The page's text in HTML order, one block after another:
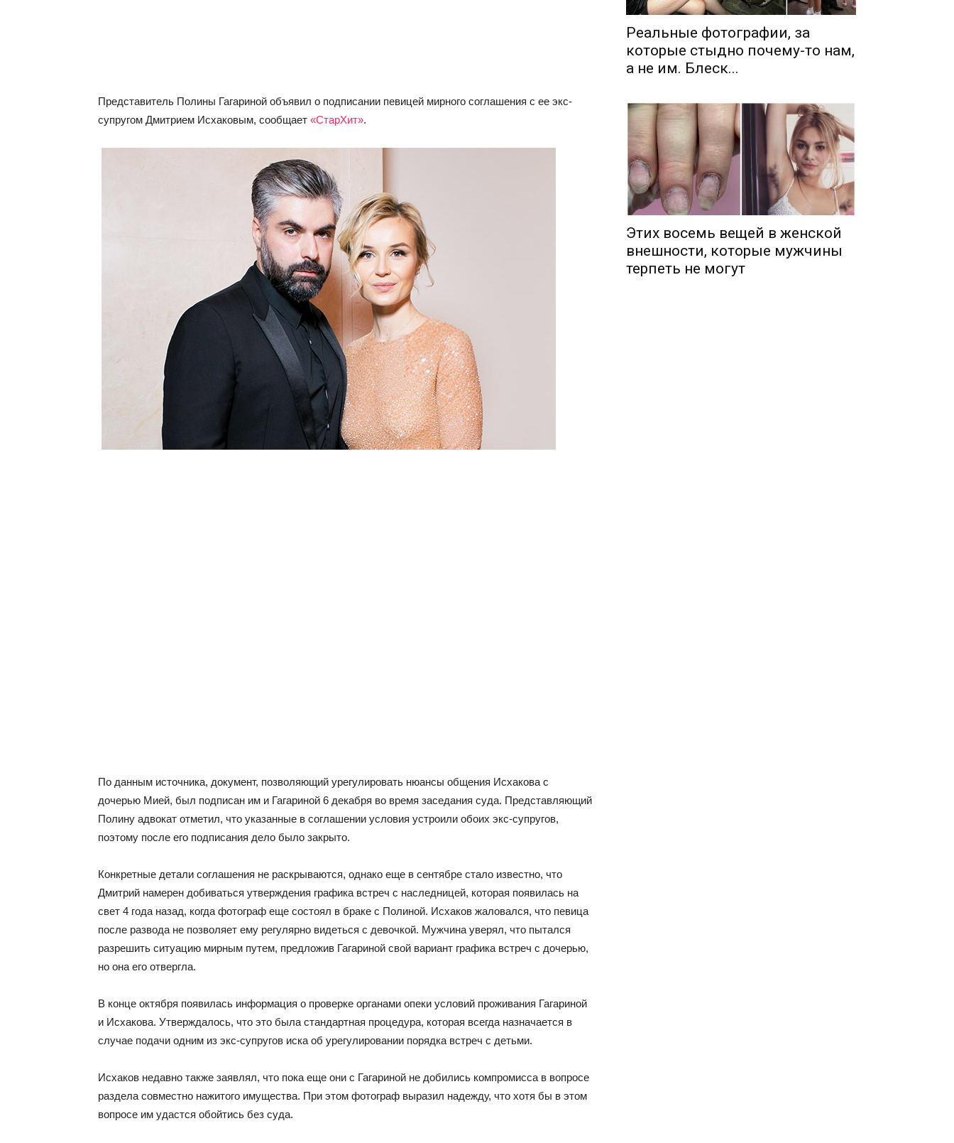
Представитель Полины Гагариной объявил о подписании певицей мирного соглашения с ее экс-
супругом Дмитрием Исхаковым, сообщает «СтарХит».
По данным источника, документ, позволяющий урегулировать нюансы общения Исхакова с
дочерью Мией, был подписан им и Гагариной 6 декабря во время заседания суда. Представляющий
Полину адвокат отметил, что указанные в соглашении условия устроили обоих экс-супругов,
поэтому после его подписания дело было закрыто.
Конкретные детали соглашения не раскрываются, однако еще в сентябре стало известно, что
Дмитрий намерен добиваться утверждения графика встреч с наследницей, которая появилась на
свет 4 года назад, когда фотограф еще состоял в браке с Полиной. Исхаков жаловался, что певица
после развода не позволяет ему регулярно видеться с девочкой. Мужчина уверял, что пытался
разрешить ситуацию мирным путем, предложив Гагариной свой вариант графика встреч с дочерью,
но она его отвергла.
В конце октября появилась информация о проверке органами опеки условий проживания Гагариной
и Исхакова. Утверждалось, что это была стандартная процедура, которая всегда назначается в
случае подачи одним из экс-супругов иска об урегулировании порядка встреч с детьми.
Исхаков недавно также заявлял, что пока еще они с Гагариной не добились компромисса в вопросе
раздела совместно нажитого имущества. При этом фотограф выразил надежду, что хотя бы в этом
вопросе им удастся обойтись без суда.
Реальные фотографии, за
которые стыдно почему-то нам,
а не им. Блеск...
Этих восемь вещей в женской
внешности, которые мужчины
терпеть не могут